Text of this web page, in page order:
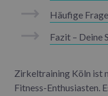
Häufige
Fazit – Deine
Zirkeltraining Köln ist
Fitness-Enthusiasten.